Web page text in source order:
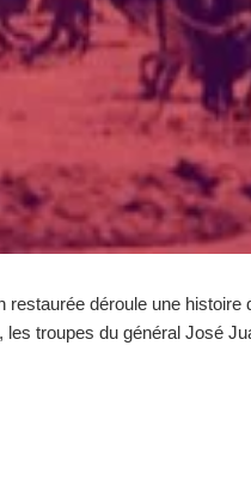
déroule une
troupes du général José